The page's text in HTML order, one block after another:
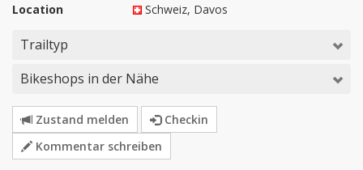
Location Schweiz, Davos
Trailtyp
Bikeshops in der Nähe
Zustand melden
Checkin
Kommentar schreiben